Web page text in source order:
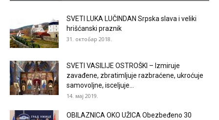
SVETI LUKA LUČINDAN Srpska slava i veliki
hrišćanski praznik
31. октобар 2018.
SVETI VASILIJE OSTROŠKI – Izmiruje
zavađene, zbratimljuje razbraćene, ukroćuje
samovoljne, isceljuje...
14. мај 2019.
OBILAZNICA OKO UŽICA Obezbeđeno 30